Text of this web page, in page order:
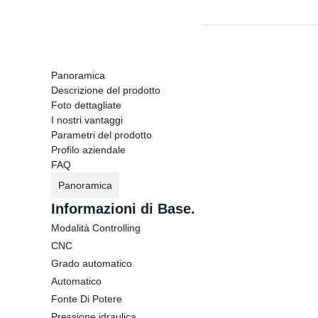
Panoramica
Descrizione del prodotto
Foto dettagliate
I nostri vantaggi
Parametri del prodotto
Profilo aziendale
FAQ
Panoramica
Informazioni di Base.
Modalità Controlling
CNC
Grado automatico
Automatico
Fonte Di Potere